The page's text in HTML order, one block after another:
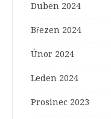
Duben 2024
Březen 2024
Únor 2024
Leden 2024
Prosinec 2023